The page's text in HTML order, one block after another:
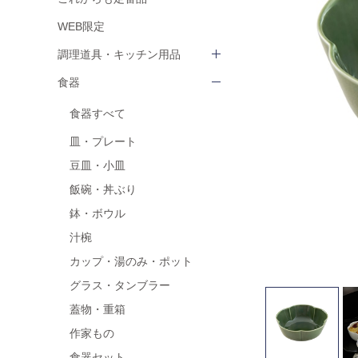
WEB限定
調理道具・キッチン用品
食器
食器すべて
皿・プレート
豆皿・小皿
飯碗・丼ぶり
鉢・ボウル
汁椀
カップ・湯のみ・ポット
グラス・タンブラー
蓋物・重箱
作家もの